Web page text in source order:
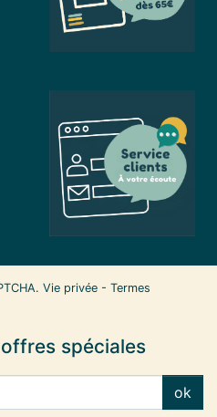
Vie privée - Termes
spéciales
ok